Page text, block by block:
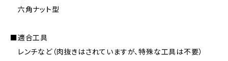
六角ナット型
■適合工具
レンチなど（肉抜きはされていますが、特殊な工具は不要）